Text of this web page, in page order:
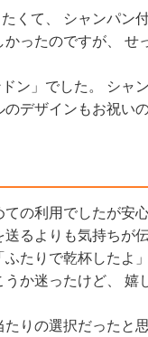
くて、 シャンパン
ったのですが、
ン」でした。 シ
デザインもお祝い
の利用でしたが安
るよりも気持ちが
たりで乾杯した
か迷ったけど、
りの選択だった